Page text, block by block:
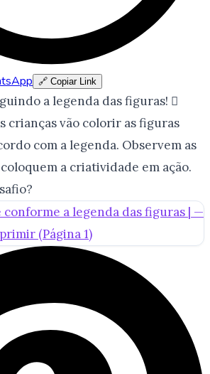
🔗 Copiar Link
a legenda das figuras! 
crianças vão colorir as figuras
com a legenda. Observem as
a criatividade em ação.